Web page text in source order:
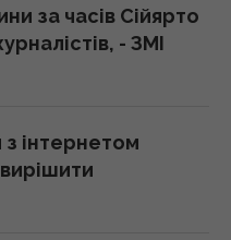
за часів Сійярто
- ЗМІ
інтернетом